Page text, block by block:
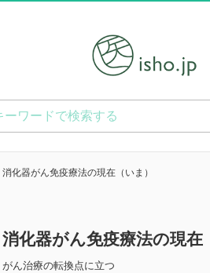
消化器がん免疫療法の現在（いま）
消化器がん免疫療法の現在
がん治療の転換点に立つ